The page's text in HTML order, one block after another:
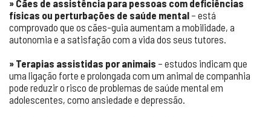
» Cães de assistência para pessoas com deficiências
físicas ou perturbações de saúde mental – está
comprovado que os cães-guia aumentam a mobilidade, a
autonomia e a satisfação com a vida dos seus tutores.
» Terapias assistidas por animais – estudos indicam que
uma ligação forte e prolongada com um animal de companhia
pode reduzir o risco de problemas de saúde mental em
adolescentes, como ansiedade e depressão.